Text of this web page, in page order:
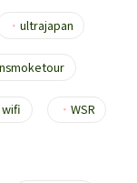
・ ultrajapan
wifi ・ WSR